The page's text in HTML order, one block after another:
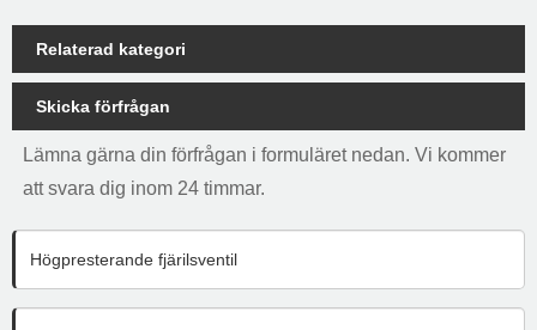
Relaterad kategori
Skicka förfrågan
Lämna gärna din förfrågan i formuläret nedan. Vi kommer
att svara dig inom 24 timmar.